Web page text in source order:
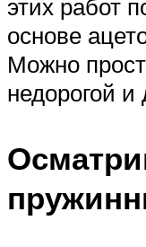
этих работ
основе
Можно
недорогой